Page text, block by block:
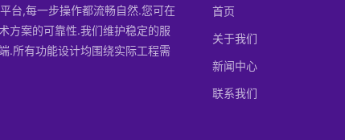
台,每一步操作都流畅自然.您可在
方案的可靠性.我们维护稳定的服
.所有功能设计均围绕实际工程需
首页
关于我们
新闻中心
联系我们